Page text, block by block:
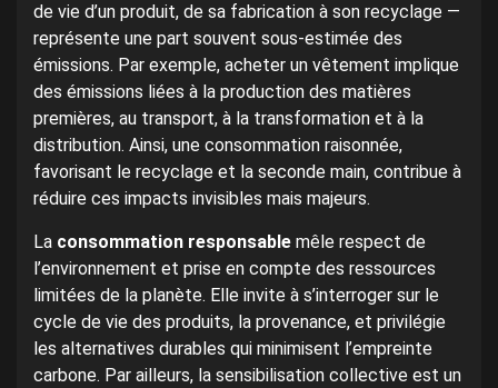
de vie d’un produit, de sa fabrication à son recyclage —
représente une part souvent sous-estimée des
émissions. Par exemple, acheter un vêtement implique
des émissions liées à la production des matières
premières, au transport, à la transformation et à la
distribution. Ainsi, une consommation raisonnée,
favorisant le recyclage et la seconde main, contribue à
réduire ces impacts invisibles mais majeurs.
La consommation responsable mêle respect de
l’environnement et prise en compte des ressources
limitées de la planète. Elle invite à s’interroger sur le
cycle de vie des produits, la provenance, et privilégie
les alternatives durables qui minimisent l’empreinte
carbone. Par ailleurs, la sensibilisation collective est un